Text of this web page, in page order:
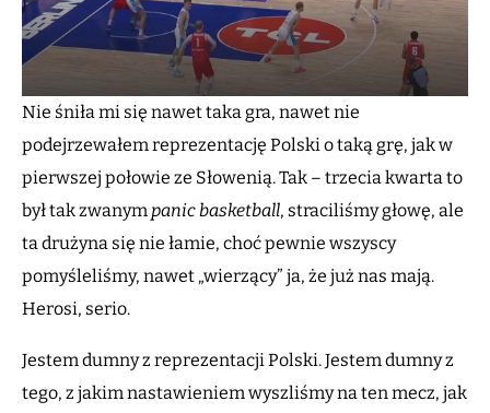
Nie śniła mi się nawet taka gra, nawet nie
podejrzewałem reprezentację Polski o taką grę, jak w
pierwszej połowie ze Słowenią. Tak – trzecia kwarta to
był tak zwanym panic basketball, straciliśmy głowę, ale
ta drużyna się nie łamie, choć pewnie wszyscy
pomyśleliśmy, nawet „wierzący” ja, że już nas mają.
Herosi, serio.
Jestem dumny z reprezentacji Polski. Jestem dumny z
tego, z jakim nastawieniem wyszliśmy na ten mecz, jak